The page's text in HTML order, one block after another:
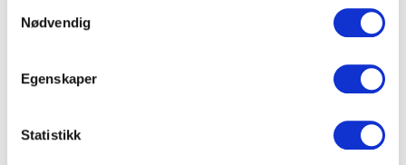
Nødvendig
Egenskaper
Statistikk